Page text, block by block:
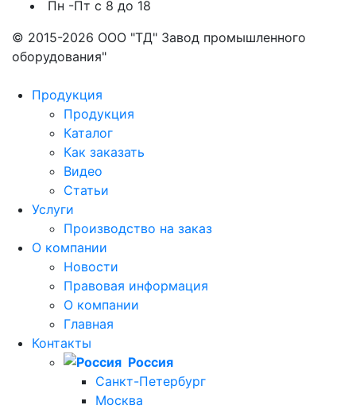
Пн -Пт с 8 до 18
© 2015-2026 ООО "ТД" Завод промышленного
оборудования"
Продукция
Продукция
Каталог
Как заказать
Видео
Статьи
Услуги
Производство на заказ
О компании
Новости
Правовая информация
О компании
Главная
Контакты
Россия
Санкт-Петербург
Москва